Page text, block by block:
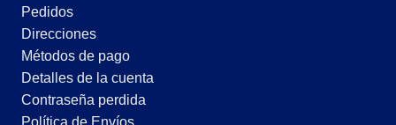
Pedidos
Direcciones
Métodos de pago
Detalles de la cuenta
Contraseña perdida